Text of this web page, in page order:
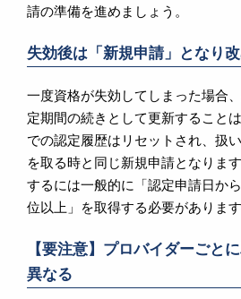
請の準備を進めましょう。
失効後は「新規申請」となり
一度資格が失効してしまった場合
定期間の続きとして更新すること
での認定履歴はリセットされ、扱
を取る時と同じ新規申請となりま
するには一般的に「認定申請日か
位以上」を取得する必要があります
【要注意】プロバイダーごと
異なる